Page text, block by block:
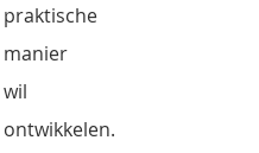
praktische
manier
wil
ontwikkelen.